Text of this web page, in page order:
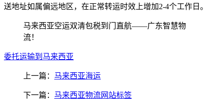
送地址如属偏远地区，在正常转运时效上增加2-4个工作日。
马来西亚空运双清包税到门直航——广东智慧物
流！
委托运输到马来西亚
上一篇： 马来西亚海运
下一篇： 马来西亚物流网站标签